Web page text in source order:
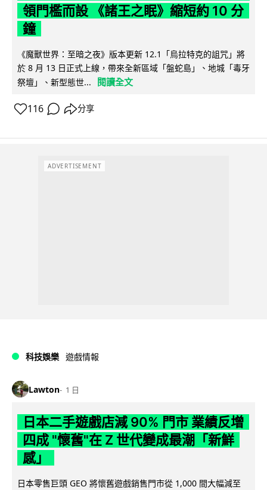
領門檻而設 《諸王之眠》縮短約 10 分
鐘
《魔獸世界：至暗之夜》版本更新 12.1「烏拉特克的詛咒」將
於 8 月 13 日正式上線，帶來全新區域「盤蛇島」、地城「毒牙
祭壇」、新型態世...
閱讀全文
116 分享
ADVERTISEMENT
科技娛樂 遊戲情報
Lawton 1 日
日本二手遊戲店減 90% 門市 業績反增
四成 "懷舊"在 Z 世代變成最潮「新鮮
感」
日本零售巨頭 GEO 將懷舊遊戲銷售門市從 1,000 間大幅減至